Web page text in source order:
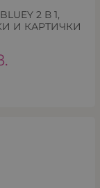
2 В 1,
И КАРТИЧКИ